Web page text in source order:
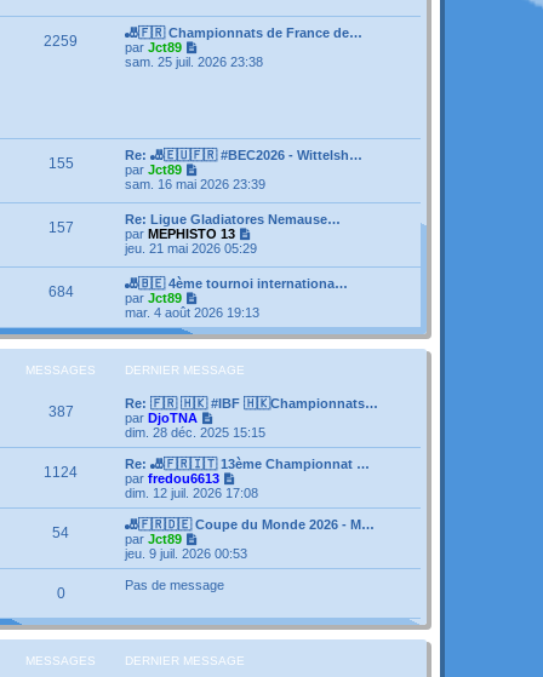
s
a
e
r
m
e
s
e
d
e
r
m
s
s
a
g
e
2259
🎳🇫🇷 Championnats de France de…
par Jct89
o
e
r
n
i
e
r
m
e
s
s
a
g
e
sam. 25 juil. 2026 23:38
155
Re: 🎳🇪🇺🇫🇷 #BEC2026 - Wittelsh…
par Jct89
o
r
l
e
d
e
r
i
e
r
e
s
a
g
e
sam. 16 mai 2026 23:39
157
Re: Ligue Gladiatores Nemause…
par MEPHISTO 13
o
r
l
e
d
e
r
r
e
s
s
g
e
jeu. 21 mai 2026 05:29
684
🎳🇧🇪 4ème tournoi internationa…
par Jct89
o
i
r
e
e
r
n
i
e
r
m
e
s
g
e
mar. 4 août 2026 19:13
MESSAGES DERNIER MESSAGE
387
Re: 🇫🇷 🇭🇰 #IBF 🇭🇰Championnats…
par DjoTNA
o
i
r
l
e
r
n
i
r
e
s
a
dim. 28 déc. 2025 15:15
1124
Re: 🎳🇫🇷🇮🇹 13ème Championnat …
par fredou6613
o
i
r
e
i
e
m
dim. 12 juil. 2026 17:08
54
🎳🇫🇷🇩🇪 Coupe du Monde 2026 - M…
par Jct89
o
i
r
d
e
r
n
jeu. 9 juil. 2026 00:53
0 Pas de message
MESSAGES DERNIER MESSAGE